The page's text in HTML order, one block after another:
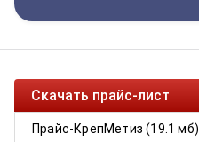
Скачать прайс-лист
Прайс-КрепМетиз (19.1 мб)